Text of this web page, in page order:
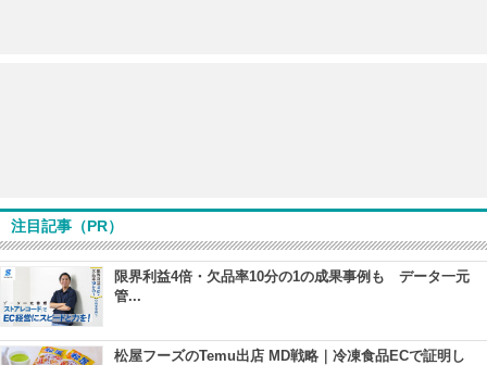
注目記事（PR）
限界利益4倍・欠品率10分の1の成果事例も データ一元
管...
松屋フーズのTemu出店 MD戦略｜冷凍食品ECで証明し